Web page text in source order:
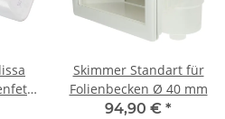
Skimmer Standart für
Folienbecken Ø 40 mm
94,90 € *